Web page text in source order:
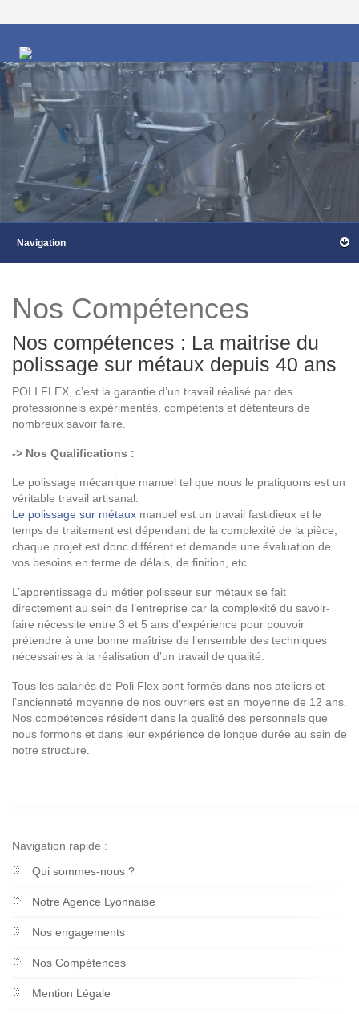
Nos Compétences
Nos compétences : La maitrise du
polissage sur métaux depuis 40 ans
POLI FLEX, c’est la garantie d’un travail réalisé par des
professionnels expérimentés, compétents et détenteurs de
nombreux savoir faire.
-> Nos Qualifications :
Le polissage mécanique manuel tel que nous le pratiquons est un
véritable travail artisanal.
Le polissage sur métaux manuel est un travail fastidieux et le
temps de traitement est dépendant de la complexité de la pièce,
chaque projet est donc différent et demande une évaluation de
vos besoins en terme de délais, de finition, etc…
L’apprentissage du métier polisseur sur métaux se fait
directement au sein de l’entreprise car la complexité du savoir-
faire nécessite entre 3 et 5 ans d’expérience pour pouvoir
prétendre à une bonne maîtrise de l’ensemble des techniques
nécessaires à la réalisation d’un travail de qualité.
Tous les salariés de Poli Flex sont formés dans nos ateliers et
l’ancienneté moyenne de nos ouvriers est en moyenne de 12 ans.
Nos compétences résident dans la qualité des personnels que
nous formons et dans leur expérience de longue durée au sein de
notre structure.
Navigation rapide :
Qui sommes-nous ?
Notre Agence Lyonnaise
Nos engagements
Nos Compétences
Mention Légale